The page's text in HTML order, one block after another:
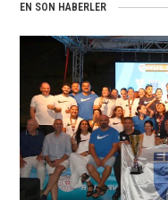
EN SON HABERLER